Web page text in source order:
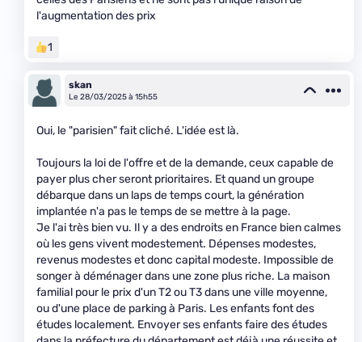
l'augmentation des prix
1
skan
Le 28/03/2025 à 15h55
Oui, le "parisien" fait cliché. L'idée est là.
Toujours la loi de l'offre et de la demande, ceux capable de
payer plus cher seront prioritaires. Et quand un groupe
débarque dans un laps de temps court, la génération
implantée n'a pas le temps de se mettre à la page.
Je l'ai très bien vu. Il y a des endroits en France bien calmes
où les gens vivent modestement. Dépenses modestes,
revenus modestes et donc capital modeste. Impossible de
songer à déménager dans une zone plus riche. La maison
familial pour le prix d'un T2 ou T3 dans une ville moyenne,
ou d'une place de parking à Paris. Les enfants font des
études localement. Envoyer ses enfants faire des études